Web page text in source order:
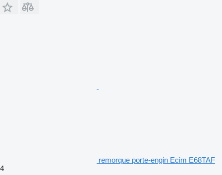
remorque porte-engin Ecim E68TAF
4